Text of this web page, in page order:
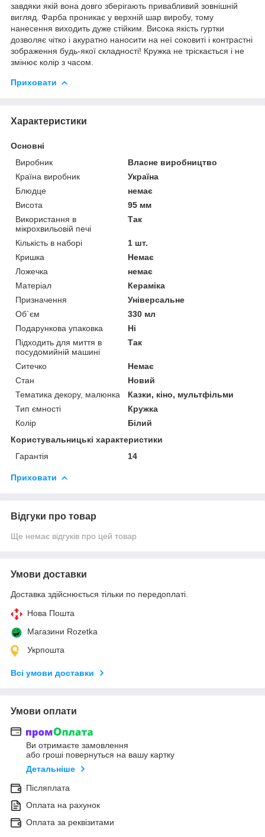
завдяки якій вона довго зберігають привабливий зовнішній
вигляд. Фарба проникає у верхній шар виробу, тому
нанесення виходить дуже стійким. Висока якість гуртки
дозволяє чітко і акуратно наносити на неї соковиті і контрастні
зображення будь-якої складності! Кружка не тріскається і не
змінює колір з часом.
Приховати
Характеристики
Основні
Виробник
Власне виробництво
Країна виробник
Україна
Блюдце
немає
Висота
95 мм
Використання в
мікрохвильовій печі
Так
Кількість в наборі
1 шт.
Кришка
Немає
Ложечка
немає
Матеріал
Кераміка
Призначення
Універсальне
Об`єм
330 мл
Подарункова упаковка
Ні
Підходить для миття в
посудомийній машині
Так
Ситечко
Немає
Стан
Новий
Тематика декору, малюнка
Казки, кіно, мультфільми
Тип ємності
Кружка
Колір
Білий
Користувальницькі характеристики
Гарантія
14
Приховати
Відгуки про товар
Ще немає відгуків про цей товар
Умови доставки
Доставка здійснюється тільки по передоплаті.
Нова Пошта
Магазини Rozetka
Укрпошта
Всі умови доставки
Умови оплати
Ви отримаєте замовлення
або гроші повернуться на вашу картку
Детальніше
Післяплата
Оплата на рахунок
Оплата за реквізитами